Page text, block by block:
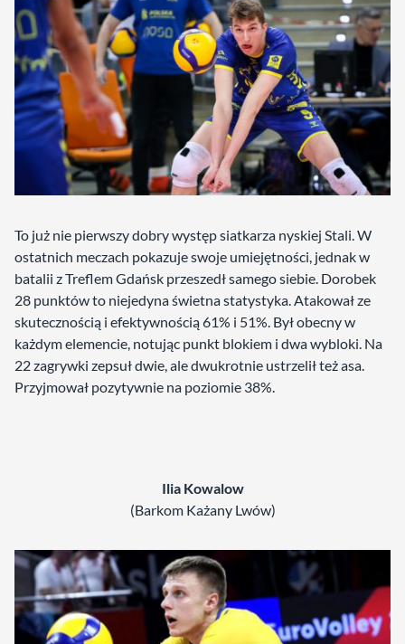
To już nie pierwszy dobry występ siatkarza nyskiej Stali. W
ostatnich meczach pokazuje swoje umiejętności, jednak w
batalii z Treflem Gdańsk przeszedł samego siebie. Dorobek
28 punktów to niejedyna świetna statystyka. Atakował ze
skutecznością i efektywnością 61% i 51%. Był obecny w
każdym elemencie, notując punkt blokiem i dwa wybloki. Na
22 zagrywki zepsuł dwie, ale dwukrotnie ustrzelił też asa.
Przyjmował pozytywnie na poziomie 38%.
Ilia Kowalow
(Barkom Każany Lwów)